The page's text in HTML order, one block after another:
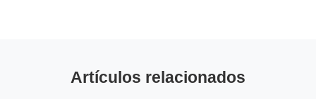
Artículos relacionados